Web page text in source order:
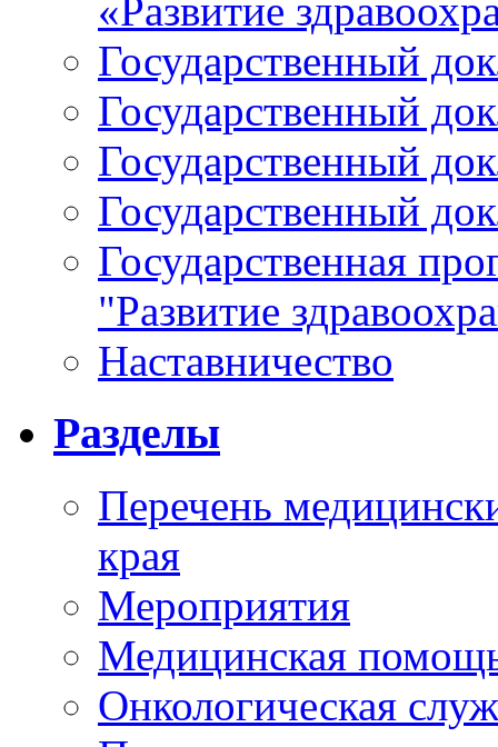
«Развитие
Государственный
Государственный
Государственный
Государственный
Государственная
"Развитие
Наставничество
Разделы
Перечень
края
Мероприятия
Медицинская
Онкологическая